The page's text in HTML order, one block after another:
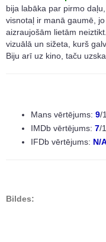
bija labāka par pirmo
visnotaļ ir manā gaumē,
aizraujošām lietām
vizuālā un sižeta, kurš
Biju arī uz kino, taču
Mans vērtējums: 9/
IMDb vērtējums: 7/
IFDb vērtējums: N/
Bildes: